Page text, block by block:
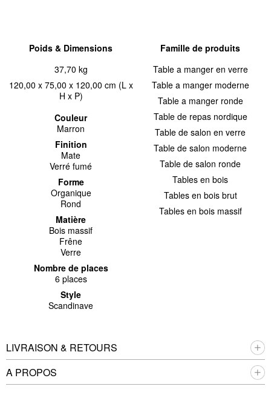
Poids & Dimensions
37,70 kg
120,00 x 75,00 x 120,00 cm (L x
H x P)
Couleur
Marron
Finition
Mate
Verré fumé
Forme
Organique
Rond
Matière
Bois massif
Frêne
Verre
Nombre de places
6 places
Style
Scandinave
Famille de produits
Table a manger en verre
Table a manger moderne
Table a manger ronde
Table de repas nordique
Table de salon en verre
Table de salon moderne
Table de salon ronde
Tables en bois
Tables en bois brut
Tables en bois massif
LIVRAISON & RETOURS
A PROPOS